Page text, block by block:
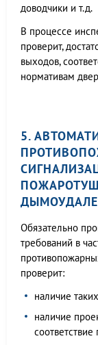
доводчики и т.д.
В процессе
проверит,
выходов,
нормативам
5.
Обязательно
требований в
проверит:
наличие
наличие
соответствие